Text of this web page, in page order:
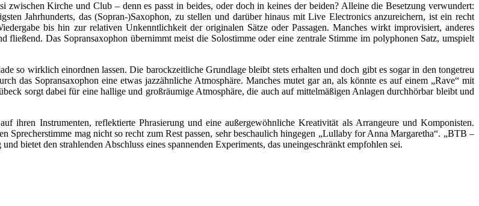
Kirche und Club – denn es passt in beides, oder doch in keines der beiden? Alleine die Besetzung verwundert:
Jahrhunderts, das (Sopran-)Saxophon, zu stellen und darüber hinaus mit Live Electronics anzureichern, ist ein recht
bis hin zur relativen Unkenntlichkeit der originalen Sätze oder Passagen. Manches wirkt improvisiert, anderes
Das Sopransaxophon übernimmt meist die Solostimme oder eine zentrale Stimme im polyphonen Satz, umspielt
so wirklich einordnen lassen. Die barockzeitliche Grundlage bleibt stets erhalten und doch gibt es sogar in den tongetreu
das Sopransaxophon eine etwas jazzähnliche Atmosphäre. Manches mutet gar an, als könnte es auf einem „Rave“ mit
sorgt dabei für eine hallige und großräumige Atmosphäre, die auch auf mittelmäßigen Anlagen durchhörbar bleibt und
ihren Instrumenten, reflektierte Phrasierung und eine außergewöhnliche Kreativität als Arrangeure und Komponisten.
mag nicht so recht zum Rest passen, sehr beschaulich hingegen „Lullaby for Anna Margaretha“. „BTB –
bietet den strahlenden Abschluss eines spannenden Experiments, das uneingeschränkt empfohlen sei.